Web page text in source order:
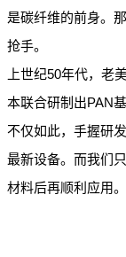
是碳纤维的前身。
抢手。
上世纪50年代，老
本联合研制出PAN
不仅如此，手握研
最新设备。而我们
材料后再顺利应用。